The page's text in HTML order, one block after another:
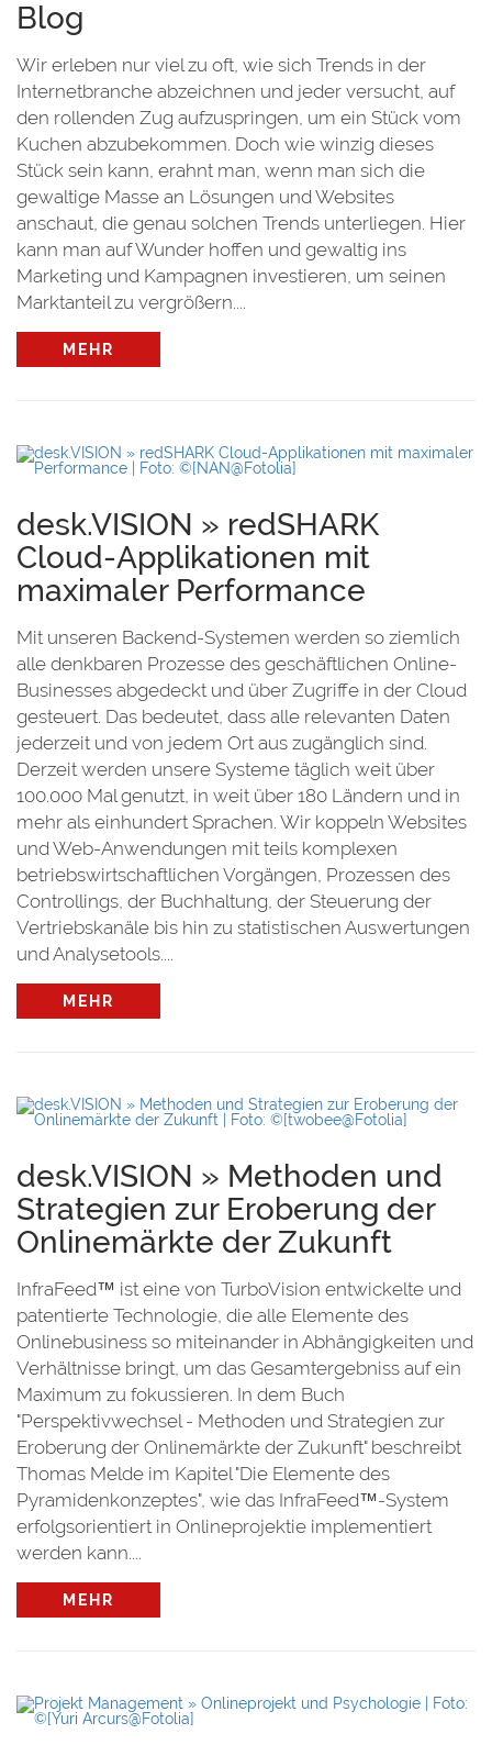
Blog
Wir erleben nur viel zu oft, wie sich Trends in der
Internetbranche abzeichnen und jeder versucht, auf
den rollenden Zug aufzuspringen, um ein Stück vom
Kuchen abzubekommen. Doch wie winzig dieses
Stück sein kann, erahnt man, wenn man sich die
gewaltige Masse an Lösungen und Websites
anschaut, die genau solchen Trends unterliegen. Hier
kann man auf Wunder hoffen und gewaltig ins
Marketing und Kampagnen investieren, um seinen
Marktanteil zu vergrößern....
MEHR
desk.VISION » redSHARK
Cloud-Applikationen mit
maximaler Performance
Mit unseren Backend-Systemen werden so ziemlich
alle denkbaren Prozesse des geschäftlichen Online-
Businesses abgedeckt und über Zugriffe in der Cloud
gesteuert. Das bedeutet, dass alle relevanten Daten
jederzeit und von jedem Ort aus zugänglich sind.
Derzeit werden unsere Systeme täglich weit über
100.000 Mal genutzt, in weit über 180 Ländern und in
mehr als einhundert Sprachen. Wir koppeln Websites
und Web-Anwendungen mit teils komplexen
betriebswirtschaftlichen Vorgängen, Prozessen des
Controllings, der Buchhaltung, der Steuerung der
Vertriebskanäle bis hin zu statistischen Auswertungen
und Analysetools....
MEHR
desk.VISION » Methoden und
Strategien zur Eroberung der
Onlinemärkte der Zukunft
InfraFeed™ ist eine von TurboVision entwickelte und
patentierte Technologie, die alle Elemente des
Onlinebusiness so miteinander in Abhängigkeiten und
Verhältnisse bringt, um das Gesamtergebniss auf ein
Maximum zu fokussieren. In dem Buch
"Perspektivwechsel - Methoden und Strategien zur
Eroberung der Onlinemärkte der Zukunft" beschreibt
Thomas Melde im Kapitel "Die Elemente des
Pyramidenkonzeptes", wie das InfraFeed™-System
erfolgsorientiert in Onlineprojektie implementiert
werden kann....
MEHR